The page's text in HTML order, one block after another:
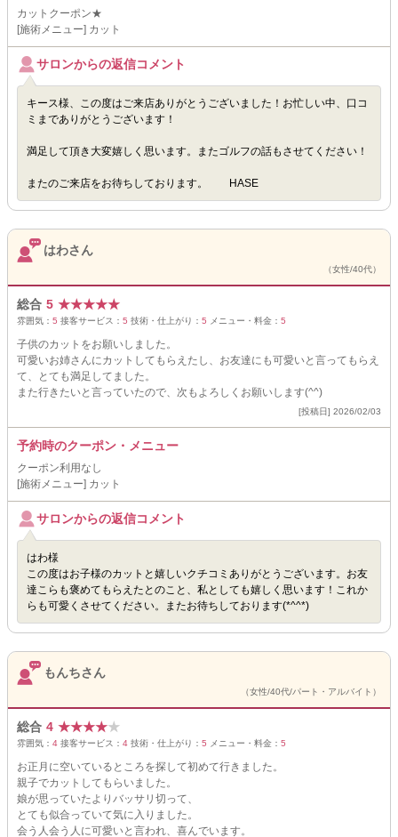
カットクーポン★
[施術メニュー] カット
サロンからの返信コメント
キース様、この度はご来店ありがとうございました！お忙しい中、口コ
ミまでありがとうございます！
満足して頂き大変嬉しく思います。またゴルフの話もさせてください！
またのご来店をお待ちしております。 HASE
はわさん
（女性/40代）
総合 5 ★★★★★
雰囲気： 5 接客サービス： 5 技術・仕上がり： 5 メニュー・料金： 5
子供のカットをお願いしました。
可愛いお姉さんにカットしてもらえたし、お友達にも可愛いと言ってもらえ
て、とても満足してました。
また行きたいと言っていたので、次もよろしくお願いします(^^)
[投稿日] 2026/02/03
予約時のクーポン・メニュー
クーポン利用なし
[施術メニュー] カット
サロンからの返信コメント
はわ様
この度はお子様のカットと嬉しいクチコミありがとうございます。お友
達こらも褒めてもらえたとのこと、私としても嬉しく思います！これか
らも可愛くさせてください。またお待ちしております(*^^*)
もんちさん
（女性/40代/パート・アルバイト）
総合 4 ★★★★★
雰囲気： 4 接客サービス： 4 技術・仕上がり： 5 メニュー・料金： 5
お正月に空いているところを探して初めて行きました。
親子でカットしてもらいました。
娘が思っていたよりバッサリ切って、
とても似合っていて気に入りました。
会う人会う人に可愛いと言われ、喜んでいます。